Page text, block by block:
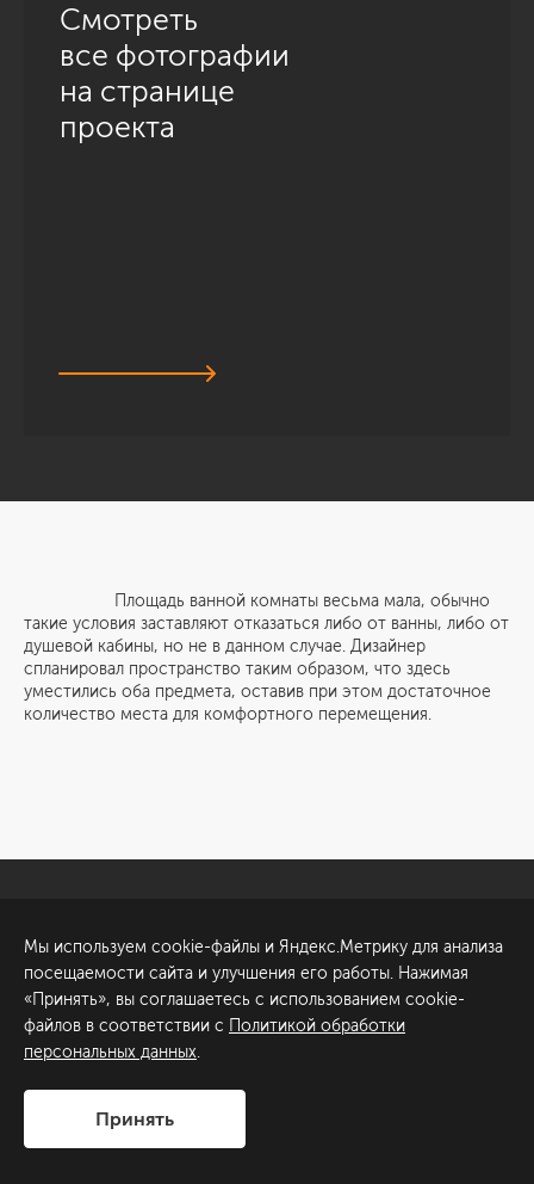
Смотреть
все фотографии
на странице
проекта
Площадь ванной комнаты весьма мала, обычно
такие условия заставляют отказаться либо от ванны, либо от
душевой кабины, но не в данном случае. Дизайнер
спланировал пространство таким образом, что здесь
уместились оба предмета, оставив при этом достаточное
количество места для комфортного перемещения.
Обсудить проект
ул. Академика Павлова, 6
к1
+7 (812) 200-95-55
Сделано в
Мы используем cookie-файлы и Яндекс.Метрику для анализа
посещаемости сайта и улучшения его работы. Нажимая
«Принять», вы соглашаетесь с использованием cookie-
файлов в соответствии с Политикой обработки
персональных данных.
Принять